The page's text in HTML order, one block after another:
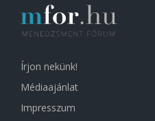
Írjon nekünk!
Médiaajánlat
Impresszum